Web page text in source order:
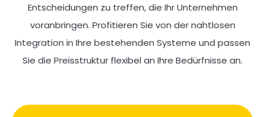
Entscheidungen zu treffen, die Ihr Unternehmen
voranbringen. Profitieren Sie von der nahtlosen
Integration in Ihre bestehenden Systeme und passen
Sie die Preisstruktur flexibel an Ihre Bedürfnisse an.